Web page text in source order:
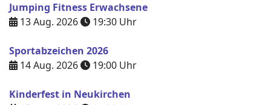
Jumping Fitness Erwachsene
13 Aug. 2026
19:30 Uhr
Sportabzeichen 2026
14 Aug. 2026
19:00 Uhr
Kinderfest in Neukirchen